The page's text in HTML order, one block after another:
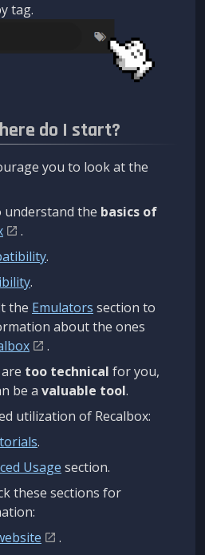
tag.
do I start?
you to look at the
understand the basics of
.
.
.
the Emulators section to
about the ones
.
are too technical for you,
be a valuable tool.
utilization of Recalbox:
.
Usage section.
these sections for
.